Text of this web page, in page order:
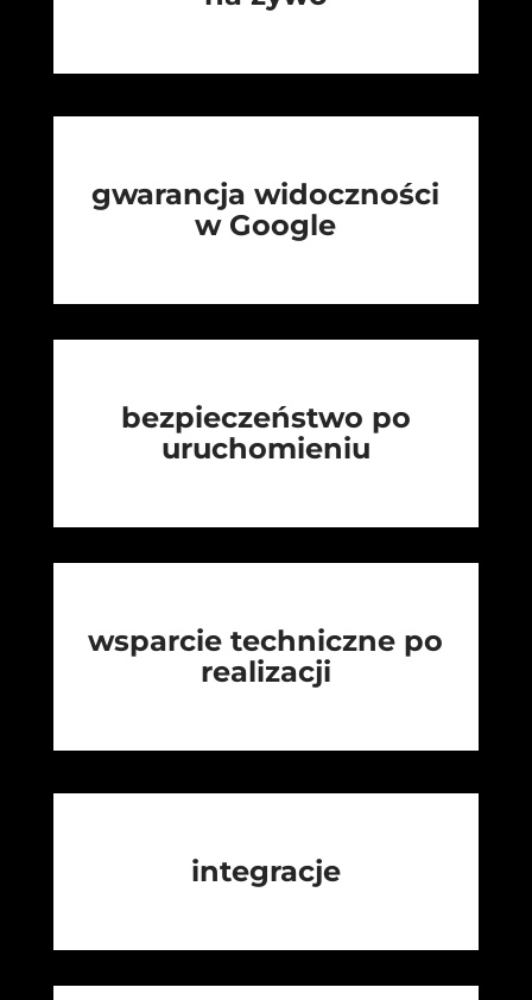
gwarancja widoczności
w Google
bezpieczeństwo po
uruchomieniu
wsparcie techniczne po
realizacji
integracje